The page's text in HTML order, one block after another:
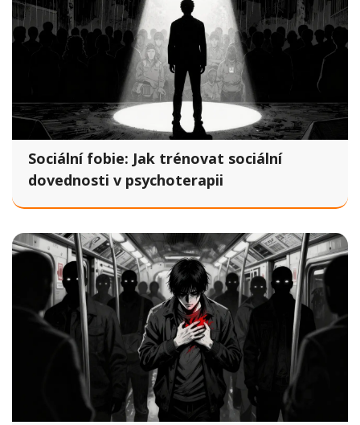
Sociální fobie: Jak trénovat sociální
dovednosti v psychoterapii